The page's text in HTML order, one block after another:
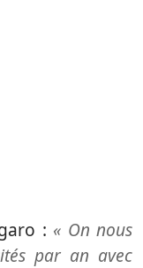
: « On nous
par an avec